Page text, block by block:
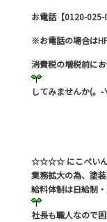
お電話【0120-025-
※お電話の場合は
消費税の増税前に
してみませんか(。
☆☆☆☆ にこぺい
業務拡大の為、塗
給料体制は日給制
社長も職人なので